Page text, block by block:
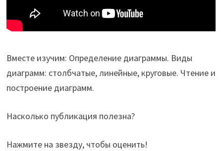
Вместе изучим: Определение диаграммы. Виды
диаграмм: столбчатые, линейные, круговые. Чтение и
построение диаграмм.
Насколько публикация полезна?
Нажмите на звезду, чтобы оценить!